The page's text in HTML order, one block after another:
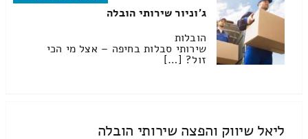
ג'וניור שירותי הובלה
הובלות
שירותי סבלות בחיפה – אצל מי הכי
זול? […]
ליאל שיווק והפצה שירותי הובלה